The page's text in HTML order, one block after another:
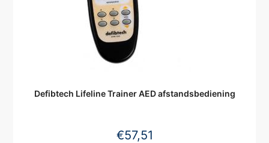
Defibtech Lifeline Trainer AED afstandsbediening
€57,51